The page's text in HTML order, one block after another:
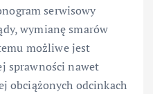
serwisowy
wymianę smarów
możliwe jest
sprawności nawet
obciążonych odcinkach